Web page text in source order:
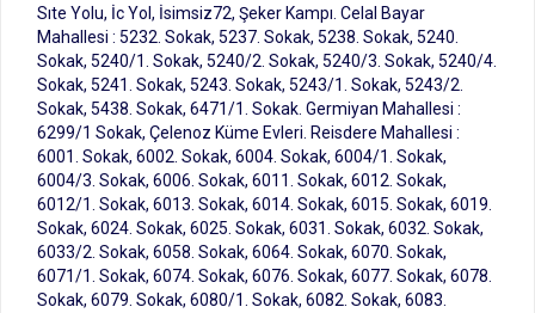
Sıte Yolu, İc Yol, İsimsiz72, Şeker Kampı. Celal Bayar
Mahallesi : 5232. Sokak, 5237. Sokak, 5238. Sokak, 5240.
Sokak, 5240/1. Sokak, 5240/2. Sokak, 5240/3. Sokak, 5240/4.
Sokak, 5241. Sokak, 5243. Sokak, 5243/1. Sokak, 5243/2.
Sokak, 5438. Sokak, 6471/1. Sokak. Germiyan Mahallesi :
6299/1 Sokak, Çelenoz Küme Evleri. Reisdere Mahallesi :
6001. Sokak, 6002. Sokak, 6004. Sokak, 6004/1. Sokak,
6004/3. Sokak, 6006. Sokak, 6011. Sokak, 6012. Sokak,
6012/1. Sokak, 6013. Sokak, 6014. Sokak, 6015. Sokak, 6019.
Sokak, 6024. Sokak, 6025. Sokak, 6031. Sokak, 6032. Sokak,
6033/2. Sokak, 6058. Sokak, 6064. Sokak, 6070. Sokak,
6071/1. Sokak, 6074. Sokak, 6076. Sokak, 6077. Sokak, 6078.
Sokak, 6079. Sokak, 6080/1. Sokak, 6082. Sokak, 6083.